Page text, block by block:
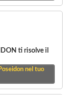
ti risolve il
nel tuo